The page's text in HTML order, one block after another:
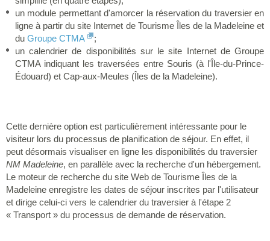
un module permettant d'amorcer la réservation du traversier en
ligne à partir du site Internet de Tourisme Îles de la Madeleine et
du Groupe CTMA
;
un calendrier de disponibilités sur le site Internet de Groupe
CTMA indiquant les traversées entre Souris (à l'Île-du-Prince-
Édouard) et Cap-aux-Meules (Îles de la Madeleine).
Cette dernière option est particulièrement intéressante pour le
visiteur lors du processus de planification de séjour. En effet, il
peut désormais visualiser en ligne les disponibilités du traversier
NM Madeleine, en parallèle avec la recherche d'un hébergement.
Le moteur de recherche du site Web de Tourisme Îles de la
Madeleine enregistre les dates de séjour inscrites par l'utilisateur
et dirige celui-ci vers le calendrier du traversier à l'étape 2
« Transport » du processus de demande de réservation.